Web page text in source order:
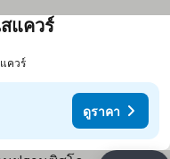
แควร์
ควร์
ดูราคา